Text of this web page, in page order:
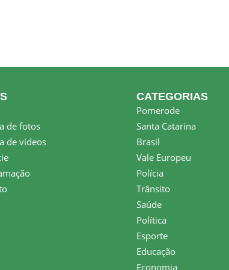
de fotos
de vídeos
CATEGORIAS
Pomerode
Santa Catarina
Brasil
Vale Europeu
Polícia
Trânsito
Saúde
Política
Esporte
Educação
Economia